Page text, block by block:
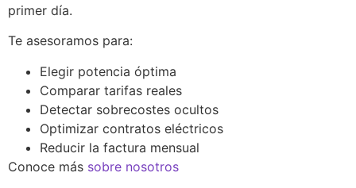
primer día.
Te asesoramos para:
Elegir potencia óptima
Comparar tarifas reales
Detectar sobrecostes ocultos
Optimizar contratos eléctricos
Reducir la factura mensual
Conoce más sobre nosotros